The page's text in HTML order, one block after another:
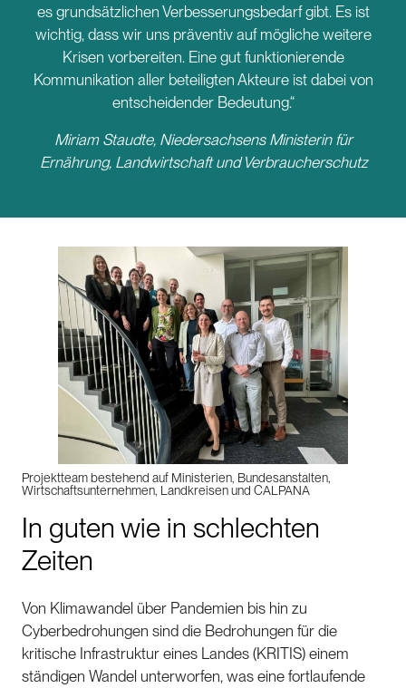
es grundsätzlichen Verbesserungsbedarf gibt. Es ist
wichtig, dass wir uns präventiv auf mögliche weitere
Krisen vorbereiten. Eine gut funktionierende
Kommunikation aller beteiligten Akteure ist dabei von
entscheidender Bedeutung.“
Miriam Staudte, Niedersachsens Ministerin für
Ernährung, Landwirtschaft und Verbraucherschutz
In guten wie in schlechten
Zeiten
Von Klimawandel über Pandemien bis hin zu
Cyberbedrohungen sind die Bedrohungen für die
kritische Infrastruktur eines Landes (KRITIS) einem
ständigen Wandel unterworfen, was eine fortlaufende
Projektteam bestehend auf Ministerien, Bundesanstalten,
Wirtschaftsunternehmen, Landkreisen und CALPANA